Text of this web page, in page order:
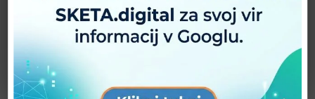
14. Romunija
15. Irska
16. Madžarska
17. Španija
18. Belorusija
19. Nemčija